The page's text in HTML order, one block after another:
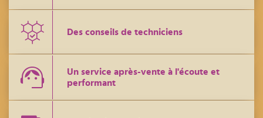
Des conseils de techniciens
Un service après-vente à l'écoute et
performant